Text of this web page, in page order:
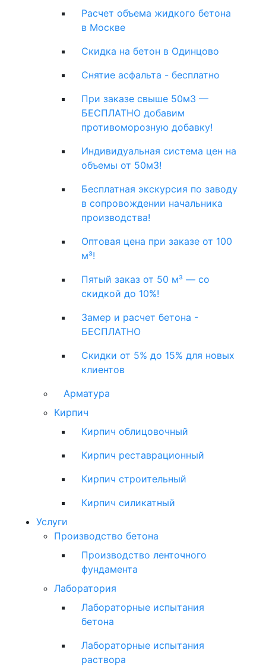
Расчет объема жидкого бетона
в Москве
Скидка на бетон в Одинцово
Снятие асфальта - бесплатно
При заказе свыше 50м3 —
БЕСПЛАТНО добавим
противоморозную добавку!
Индивидуальная система цен на
объемы от 50м3!
Бесплатная экскурсия по заводу
в сопровождении начальника
производства!
Оптовая цена при заказе от 100
м³!
Пятый заказ от 50 м³ — со
скидкой до 10%!
Замер и расчет бетона -
БЕСПЛАТНО
Скидки от 5% до 15% для новых
клиентов
Арматура
Кирпич
Кирпич облицовочный
Кирпич реставрационный
Кирпич строительный
Кирпич силикатный
Услуги
Производство бетона
Производство ленточного
фундамента
Лаборатория
Лабораторные испытания
бетона
Лабораторные испытания
раствора